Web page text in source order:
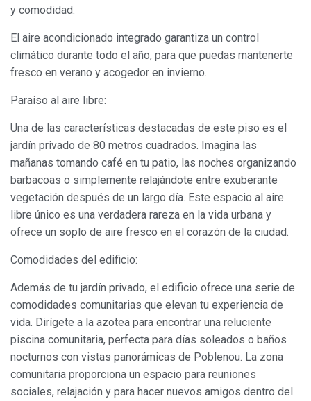
y comodidad.
El aire acondicionado integrado garantiza un control
climático durante todo el año, para que puedas mantenerte
fresco en verano y acogedor en invierno.
Paraíso al aire libre:
Una de las características destacadas de este piso es el
jardín privado de 80 metros cuadrados. Imagina las
mañanas tomando café en tu patio, las noches organizando
barbacoas o simplemente relajándote entre exuberante
vegetación después de un largo día. Este espacio al aire
libre único es una verdadera rareza en la vida urbana y
ofrece un soplo de aire fresco en el corazón de la ciudad.
Comodidades del edificio:
Además de tu jardín privado, el edificio ofrece una serie de
comodidades comunitarias que elevan tu experiencia de
vida. Dirígete a la azotea para encontrar una reluciente
piscina comunitaria, perfecta para días soleados o baños
nocturnos con vistas panorámicas de Poblenou. La zona
comunitaria proporciona un espacio para reuniones
sociales, relajación y para hacer nuevos amigos dentro del
Técnicas y funcionales
Siempre activas
Este sitio web utiliza Cookies propias para recopilar
información con la finalidad de mejorar nuestros servicios.
Si continua navegando, supone la aceptación de la
instalación de las mismas. El usuario tiene la posibilidad
de configurar su navegador pudiendo, si así lo desea,
impedir que sean instaladas en su disco duro, aunque
deberá tener en cuenta que dicha acción podrá ocasionar
dificultades de navegación de la página web.
Permiten realizar el seguimiento y análisis del
comportamiento de los usuarios de este sitio web. La
información recogida mediante este tipo de cookies se
utiliza en la medición de la actividad de la web para la
elaboración de perfiles de navegación de los usuarios con
el fin de introducir mejoras en función del análisis de los
datos de uso que hacen los usuarios del servicio. Permiten
guardar la información de preferencia del usuario para
mejorar la calidad de nuestros servicios y para ofrecer una
mejor experiencia a través de productos recomendados.